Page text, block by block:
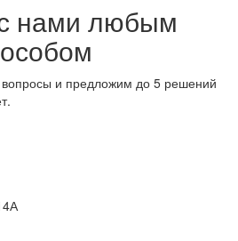
нами любым
и предложим до 5 решений